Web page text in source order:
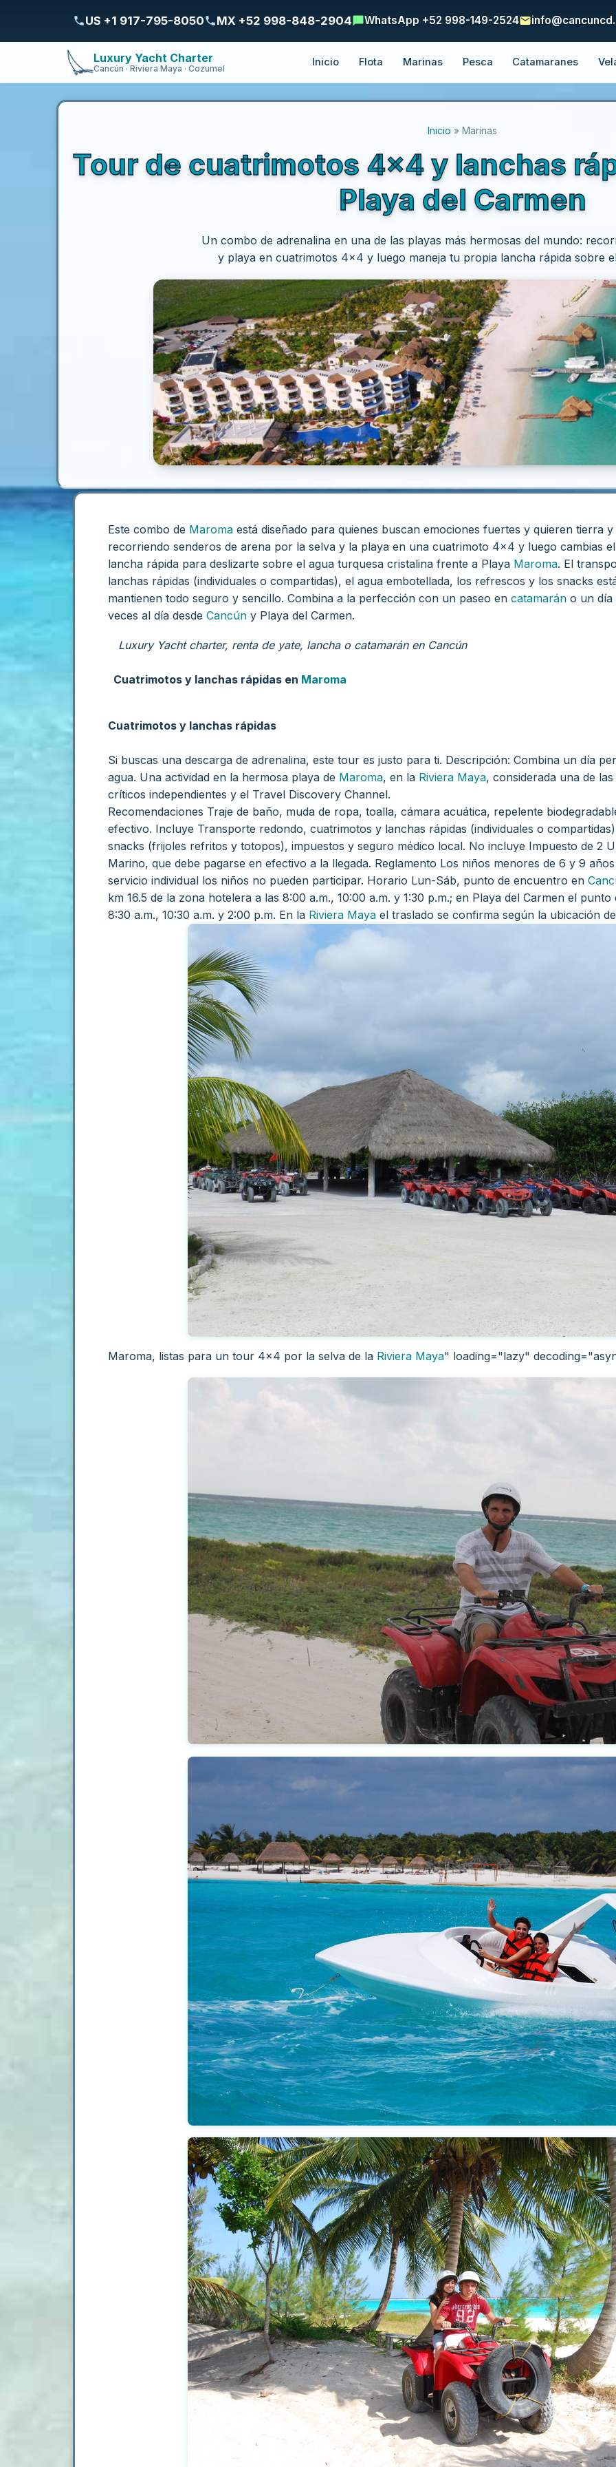
Luxury Yacht Charter
Cancún · Riviera Maya · Cozumel Inicio Flota Marinas Pesca Catamaranes
US +1 917-795-8050 MX +52 998-848-2904 WhatsApp +52 998-149-2524
Inicio » Marinas
Tour de cuatrimotos 4x4 y lanchas
Playa del Carmen
Un combo de adrenalina en una de las playas más hermosas del mundo:
y playa en cuatrimotos 4x4 y luego maneja tu propia lancha rápida sobre
Este combo de Maroma está diseñado para quienes buscan emociones fuertes y quieren tierra
recorriendo senderos de arena por la selva y la playa en una cuatrimoto 4x4 y luego cambias
lancha rápida para deslizarte sobre el agua turquesa cristalina frente a Playa Maroma. El
lanchas rápidas (individuales o compartidas), el agua embotellada, los refrescos y los snacks
mantienen todo seguro y sencillo. Combina a la perfección con un paseo en catamarán o un día
veces al día desde Cancún y Playa del Carmen.
Luxury Yacht charter, renta de yate, lancha o catamarán en Cancún
Cuatrimotos y lanchas rápidas en Maroma
Cuatrimotos y lanchas rápidas
Si buscas una descarga de adrenalina, este tour es justo para ti. Descripción: Combina un día
agua. Una actividad en la hermosa playa de Maroma, en la Riviera Maya, considerada una de
críticos independientes y el Travel Discovery Channel.
Recomendaciones Traje de baño, muda de ropa, toalla, cámara acuática, repelente
efectivo. Incluye Transporte redondo, cuatrimotos y lanchas rápidas (individuales o
snacks (frijoles refritos y totopos), impuestos y seguro médico local. No incluye Impuesto de 2
Marino, que debe pagarse en efectivo a la llegada. Reglamento Los niños menores de 6 y 9
servicio individual los niños no pueden participar. Horario Lun-Sáb, punto de encuentro en
km 16.5 de la zona hotelera a las 8:00 a.m., 10:00 a.m. y 1:30 p.m.; en Playa del Carmen el
8:30 a.m., 10:30 a.m. y 2:00 p.m. En la Riviera Maya el traslado se confirma según la ubicación
Maroma, listas para un tour 4x4 por la selva de la Riviera Maya" loading="lazy"